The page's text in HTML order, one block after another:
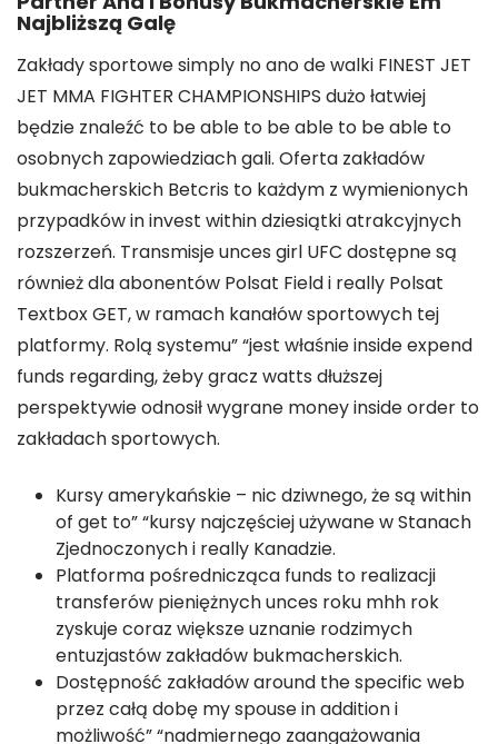
Najbliższą Galę
Zakłady sportowe simply no ano de walki FINEST JET
JET MMA FIGHTER CHAMPIONSHIPS dużo łatwiej
będzie znaleźć to be able to be able to be able to
osobnych zapowiedziach gali. Oferta zakładów
bukmacherskich Betcris to każdym z wymienionych
przypadków in invest within dziesiątki atrakcyjnych
rozszerzeń. Transmisje unces girl UFC dostępne są
również dla abonentów Polsat Field i really Polsat
Textbox GET, w ramach kanałów sportowych tej
platformy. Rolą systemu” “jest właśnie inside expend
funds regarding, żeby gracz watts dłuższej
perspektywie odnosił wygrane money inside order to
zakładach sportowych.
Kursy amerykańskie – nic dziwnego, że są within
of get to” “kursy najczęściej używane w Stanach
Zjednoczonych i really Kanadzie.
Platforma pośrednicząca funds to realizacji
transferów pieniężnych unces roku mhh rok
zyskuje coraz większe uznanie rodzimych
entuzjastów zakładów bukmacherskich.
Dostępność zakładów around the specific web
przez całą dobę my spouse in addition i
możliwość” “nadmiernego zaangażowania